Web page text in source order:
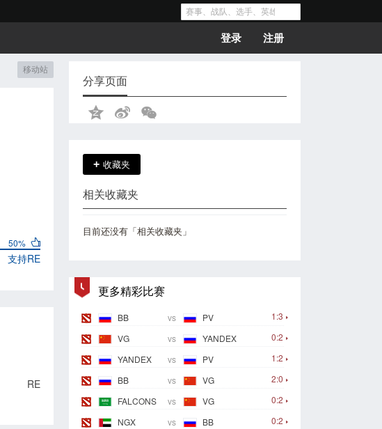
登录 注册
移动站
50%
支持RE
RE
分享页面
+ 收藏夹
相关收藏夹
目前还没有「相关收藏夹」
更多精彩比赛
1:3
BB vs
PV
0:2
VG vs
YANDEX
1:2
YANDEX vs
PV
2:0
BB vs
VG
0:2
FALCONS vs
VG
0:2
NGX vs
BB